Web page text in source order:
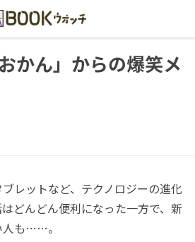
かん」からの爆笑メ
レットなど、テクノロジーの進化
どんどん便利になった一方で、新
人も……。